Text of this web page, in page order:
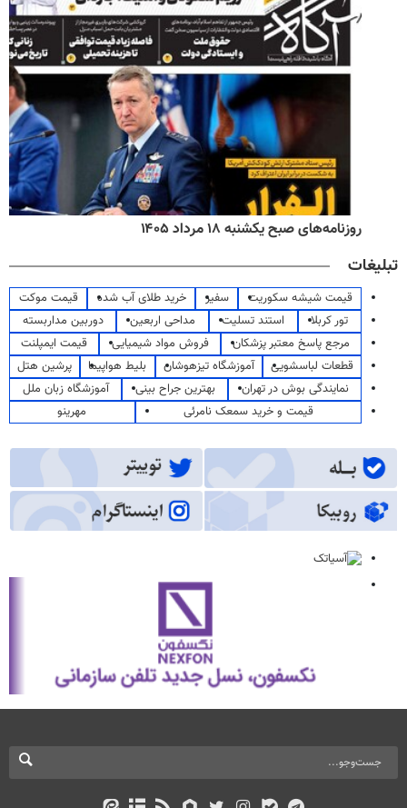
روزنامه‌های صبح یکشنبه ۱۸ مرداد ۱۴۰۵
تبلیغات
قیمت شیشه سکوریت سفیر خرید طلای آب شده
قیمت موکت
تور کربلا
استند تسلیت مداحی اربعین
دوربین مداربسته
مرجع پاسخ معتبر پزشکان
فروش مواد شیمیایی
قیمت ایمپلنت
قطعات لباسشویی
آموزشگاه تیزهوشان بلیط هواپیما
پرشین هتل
نمایندگی بوش در تهران
بهترین جراح بینی
آموزشگاه زبان ملل
قیمت و خرید سمعک نامرئی
مهرینو